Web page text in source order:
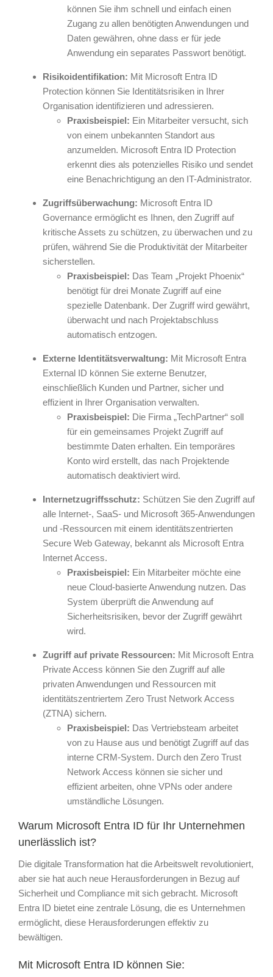
können Sie ihm schnell und einfach einen
Zugang zu allen benötigten Anwendungen und
Daten gewähren, ohne dass er für jede
Anwendung ein separates Passwort benötigt.
Risikoidentifikation: Mit Microsoft Entra ID
Protection können Sie Identitätsrisiken in Ihrer
Organisation identifizieren und adressieren.
Praxisbeispiel: Ein Mitarbeiter versucht, sich
von einem unbekannten Standort aus
anzumelden. Microsoft Entra ID Protection
erkennt dies als potenzielles Risiko und sendet
eine Benachrichtigung an den IT-Administrator.
Zugriffsüberwachung: Microsoft Entra ID
Governance ermöglicht es Ihnen, den Zugriff auf
kritische Assets zu schützen, zu überwachen und zu
prüfen, während Sie die Produktivität der Mitarbeiter
sicherstellen.
Praxisbeispiel: Das Team „Projekt Phoenix“
benötigt für drei Monate Zugriff auf eine
spezielle Datenbank. Der Zugriff wird gewährt,
überwacht und nach Projektabschluss
automatisch entzogen.
Externe Identitätsverwaltung: Mit Microsoft Entra
External ID können Sie externe Benutzer,
einschließlich Kunden und Partner, sicher und
effizient in Ihrer Organisation verwalten.
Praxisbeispiel: Die Firma „TechPartner“ soll
für ein gemeinsames Projekt Zugriff auf
bestimmte Daten erhalten. Ein temporäres
Konto wird erstellt, das nach Projektende
automatisch deaktiviert wird.
Internetzugriffsschutz: Schützen Sie den Zugriff auf
alle Internet-, SaaS- und Microsoft 365-Anwendungen
und -Ressourcen mit einem identitätszentrierten
Secure Web Gateway, bekannt als Microsoft Entra
Internet Access.
Praxisbeispiel: Ein Mitarbeiter möchte eine
neue Cloud-basierte Anwendung nutzen. Das
System überprüft die Anwendung auf
Sicherheitsrisiken, bevor der Zugriff gewährt
wird.
Zugriff auf private Ressourcen: Mit Microsoft Entra
Private Access können Sie den Zugriff auf alle
privaten Anwendungen und Ressourcen mit
identitätszentriertem Zero Trust Network Access
(ZTNA) sichern.
Praxisbeispiel: Das Vertriebsteam arbeitet
von zu Hause aus und benötigt Zugriff auf das
interne CRM-System. Durch den Zero Trust
Network Access können sie sicher und
effizient arbeiten, ohne VPNs oder andere
umständliche Lösungen.
Warum Microsoft Entra ID für Ihr Unternehmen
unerlässlich ist?
Die digitale Transformation hat die Arbeitswelt revolutioniert,
aber sie hat auch neue Herausforderungen in Bezug auf
Sicherheit und Compliance mit sich gebracht. Microsoft
Entra ID bietet eine zentrale Lösung, die es Unternehmen
ermöglicht, diese Herausforderungen effektiv zu
bewältigen.
Mit Microsoft Entra ID können Sie: